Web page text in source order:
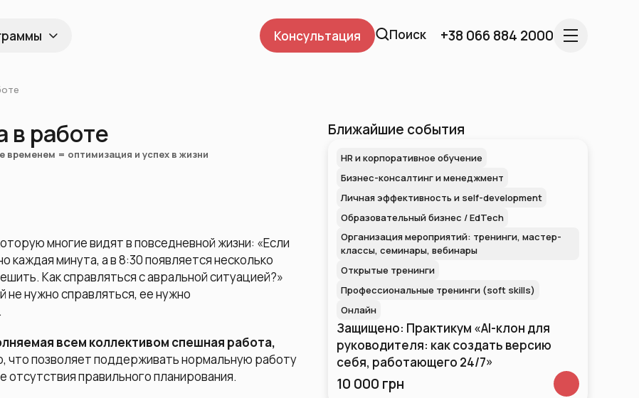
Консультация Поиск +38 066 884 2000
в работе
временем = оптимизация и успех в жизни
многие видят в повседневной жизни: «Если
каждая минута, а в 8:30 появляется несколько
Как справляться с авральной ситуацией?»
не нужно справляться, ее нужно
всем коллективом спешная работа,
что позволяет поддерживать нормальную работу
правильного планирования.
Ближайшие события
HR и корпоративное обучение
Бизнес-консалтинг и менеджмент
Личная эффективность и self-development
Образовательный бизнес / EdTech
Организация мероприятий: тренинги, мастер-
классы, семинары, вебинары
Открытые тренинги
Профессиональные тренинги (soft skills)
Онлайн
Защищено: Практикум «AI-клон для
руководителя: как создать версию
себя, работающего 24/7»
10 000 грн